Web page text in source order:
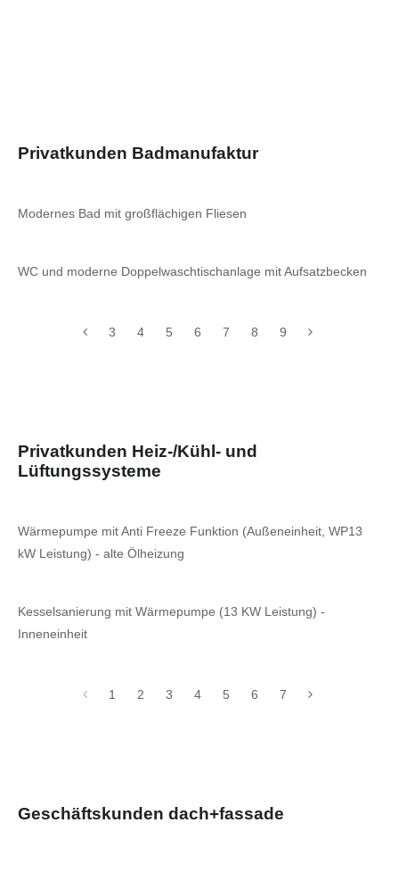
Privatkunden Badmanufaktur
Modernes Bad mit großflächigen Fliesen
WC und moderne Doppelwaschtischanlage mit Aufsatzbecken
3 4 5 6 7 8 9
Privatkunden Heiz-/Kühl- und
Lüftungssysteme
Wärmepumpe mit Anti Freeze Funktion (Außeneinheit, WP13
kW Leistung) - alte Ölheizung
Kesselsanierung mit Wärmepumpe (13 KW Leistung) -
Inneneinheit
1 2 3 4 5 6 7
Geschäftskunden dach+fassade